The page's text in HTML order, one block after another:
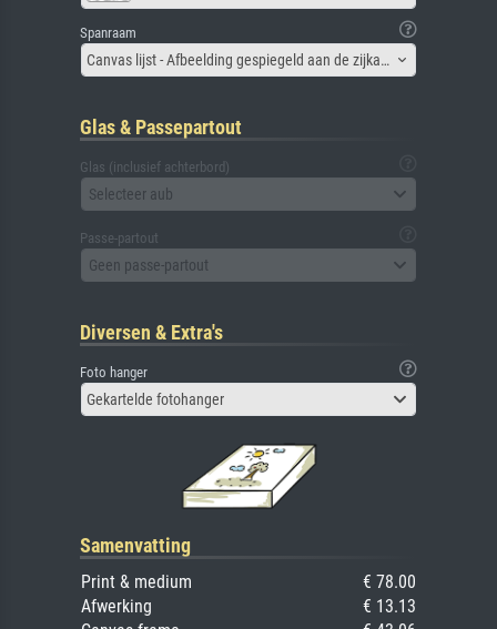
Spanraam
Canvas lijst - Afbeelding gespiegeld aan de zijkant
Glas & Passepartout
Glas (inclusief achterbord)
Selecteer aub
Passe-partout
Geen passe-partout
Diversen & Extra's
Foto hanger
Gekartelde fotohanger
Samenvatting
Print & medium
€ 78.00
Afwerking
€ 13.13